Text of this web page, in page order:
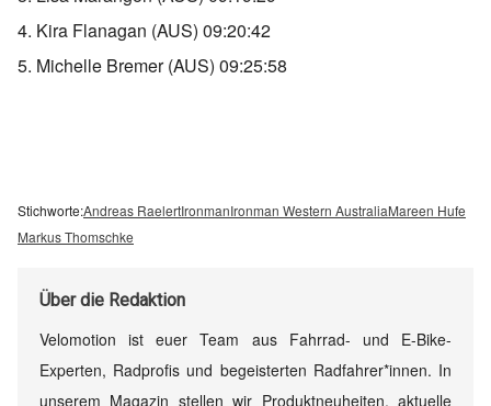
4. Kira Flanagan (AUS) 09:20:42
5. Michelle Bremer (AUS) 09:25:58
Stichworte:Andreas RaelertIronmanIronman Western AustraliaMareen Hufe
Markus Thomschke
Überdie Redaktion
Velomotion ist euer Team aus Fahrrad- und E-Bike-
Experten, Radprofis und begeisterten Radfahrer*innen. In
unserem Magazin stellen wir Produktneuheiten, aktuelle